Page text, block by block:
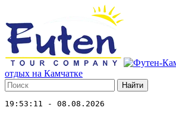
отдых на Камчатке
Найти
19:53:11 - 08.08.2026